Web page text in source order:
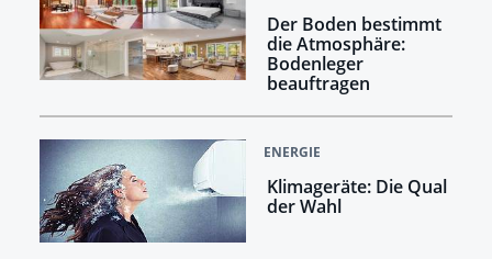
Der Boden bestimmt
die Atmosphäre:
Bodenleger
beauftragen
ENERGIE
Klimageräte: Die Qual
der Wahl